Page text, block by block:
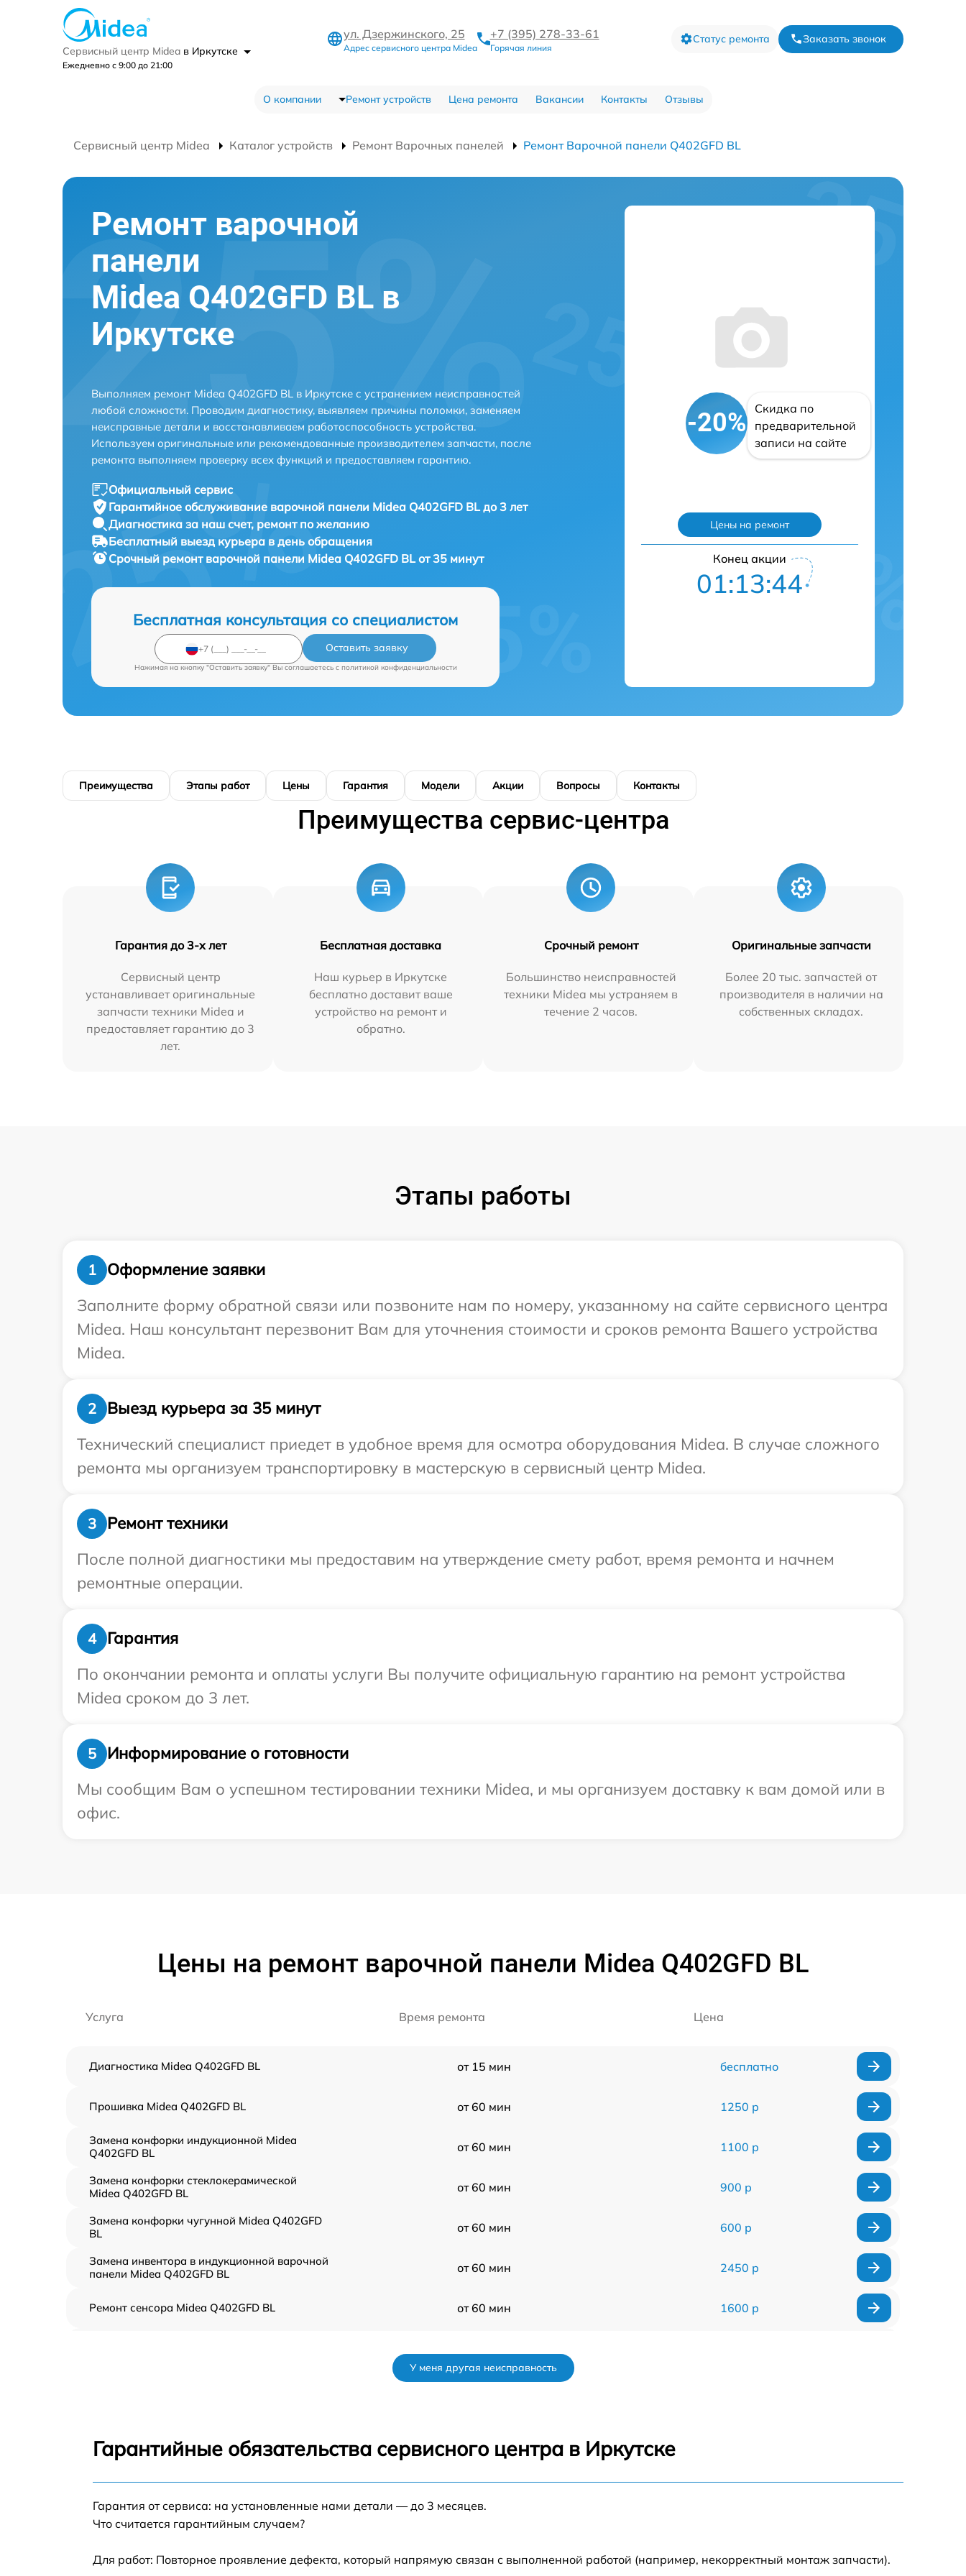
Сервисный центр Midea в Иркутске
Ежедневно с 9:00 до 21:00
ул. Дзержинского, 25
Адрес сервисного центра Midea
+7 (395) 278-33-61
Горячая линия
Статус ремонта Заказать звонок
О компании Ремонт устройств Цена ремонта Вакансии Контакты Отзывы
Сервисный центр Midea Каталог устройств Ремонт Варочных панелей Ремонт Варочной панели Q402GFD BL
Ремонт варочной
панели
Midea Q402GFD BL в
Иркутске
Выполняем ремонт Midea Q402GFD BL в Иркутске с устранением неисправностей
любой сложности. Проводим диагностику, выявляем причины поломки, заменяем
неисправные детали и восстанавливаем работоспособность устройства.
Используем оригинальные или рекомендованные производителем запчасти, после
ремонта выполняем проверку всех функций и предоставляем гарантию.
Официальный сервис
Гарантийное обслуживание варочной панели Midea Q402GFD BL до 3 лет
Диагностика за наш счет, ремонт по желанию
Бесплатный выезд курьера в день обращения
Срочный ремонт варочной панели Midea Q402GFD BL от 35 минут
Бесплатная консультация со специалистом
Оставить заявку
Нажимая на кнопку "Оставить заявку" Вы соглашаетесь c политикой конфиденциальности
-20%
Скидка по
предварительной
записи на сайте
Цены на ремонт
Конец акции
01:13:43
Преимущества Этапы работ Цены Гарантия Модели Акции Вопросы Контакты
Преимущества сервис-центра
Гарантия до 3-х лет
Сервисный центр
устанавливает оригинальные
запчасти техники Midea и
предоставляет гарантию до 3
лет.
Бесплатная доставка
Наш курьер в Иркутске
бесплатно доставит ваше
устройство на ремонт и
обратно.
Срочный ремонт
Большинство неисправностей
техники Midea мы устраняем в
течение 2 часов.
Оригинальные запчасти
Более 20 тыс. запчастей от
производителя в наличии на
собственных складах.
Этапы работы
1
Оформление заявки
Заполните форму обратной связи или позвоните нам по номеру, указанному на сайте сервисного центра
Midea. Наш консультант перезвонит Вам для уточнения стоимости и сроков ремонта Вашего устройства
Midea.
2
Выезд курьера за 35 минут
Технический специалист приедет в удобное время для осмотра оборудования Midea. В случае сложного
ремонта мы организуем транспортировку в мастерскую в сервисный центр Midea.
3
Ремонт техники
После полной диагностики мы предоставим на утверждение смету работ, время ремонта и начнем
ремонтные операции.
4
Гарантия
По окончании ремонта и оплаты услуги Вы получите официальную гарантию на ремонт устройства
Midea сроком до 3 лет.
5
Информирование о готовности
Мы сообщим Вам о успешном тестировании техники Midea, и мы организуем доставку к вам домой или в
офис.
Цены на ремонт варочной панели Midea Q402GFD BL
Услуга Время ремонта Цена
Диагностика Midea Q402GFD BL от 15 мин бесплатно
Прошивка Midea Q402GFD BL от 60 мин 1250 р
Замена конфорки индукционной Midea
Q402GFD BL
от 60 мин 1100 р
Замена конфорки стеклокерамической
Midea Q402GFD BL
от 60 мин 900 р
Замена конфорки чугунной Midea Q402GFD
BL
от 60 мин 600 р
Замена инвентора в индукционной варочной
панели Midea Q402GFD BL
от 60 мин 2450 р
Ремонт сенсора Midea Q402GFD BL от 60 мин 1600 р
Ремонт модуля управления Midea Q402GFD
Замена сенсора Midea Q402GFD BL от 60 мин
У меня другая неисправность
Гарантийные обязательства сервисного центра в Иркутске
Гарантия от сервиса: на установленные нами детали — до 3 месяцев.
Что считается гарантийным случаем?
Для работ: Повторное проявление дефекта, который напрямую связан с выполненной работой (например, некорректный монтаж запчасти).